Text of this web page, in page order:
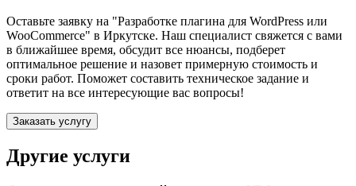
Оставьте заявку на "Разработке плагина для WordPress или
WooCommerce" в Иркутске. Наш специалист свяжется с вами
в ближайшее время, обсудит все нюансы, подберет
оптимальное решение и назовет примерную стоимость и
сроки работ. Поможет составить техническое задание и
ответит на все интересующие вас вопросы!
Заказать услугу
Другие услуги